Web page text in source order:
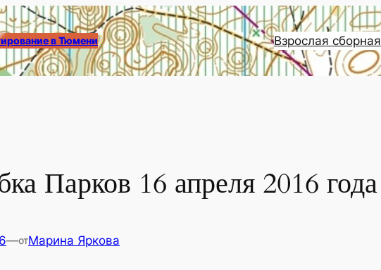
в Тюмени Взрослая сборная
Парков 16 апреля 2016 года
—отМарина Яркова